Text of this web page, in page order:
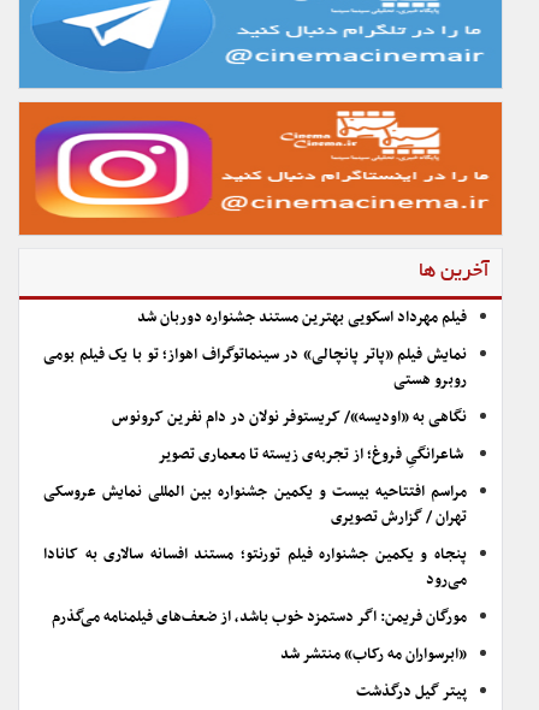
آخرین ها
فیلم مهرداد اسکویی بهترین مستند جشنواره دوربان شد
نمایش فیلم «پاتر پانچالی» در سینماتوگراف اهواز؛ تو با یک فیلم بومی
روبرو هستی
نگاهی به «اودیسه»/ کریستوفر نولان در دام نفرین کرونوس
شاعرانگیِ فروغ؛ از تجربه‌ی زیسته تا معماری تصویر
مراسم افتتاحیه بیست و یکمین جشنواره بین المللی نمایش عروسکی
تهران / گزارش تصویری
پنجاه و یکمین جشنواره فیلم تورنتو؛ مستند افسانه سالاری به کانادا
می‌رود
مورگان فریمن: اگر دستمزد خوب باشد، از ضعف‌های فیلمنامه می‌گذرم
«ابرسواران مه رکاب» منتشر شد
پیتر گیل درگذشت